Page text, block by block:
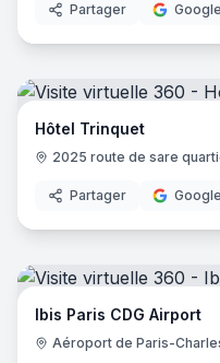
Partager
Hôtel Trinquet
2025 route de sare
Partager
Ibis Paris CDG Airport